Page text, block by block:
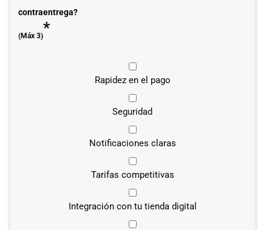
contraentrega?
(Máx 3)*
Rapidez en el pago
Seguridad
Notificaciones claras
Tarifas competitivas
Integración con tu tienda digital